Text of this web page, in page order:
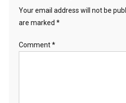
Your email address will not be
are marked *
Comment*